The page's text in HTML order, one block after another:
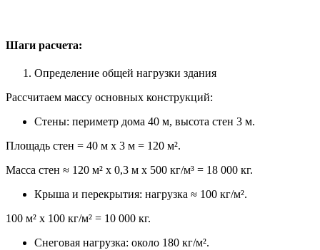
Шаги расчета:
Определение общей нагрузки здания
Рассчитаем массу основных конструкций:
Стены: периметр дома 40 м, высота стен 3 м.
Площадь стен = 40 м x 3 м = 120 м².
Масса стен ≈ 120 м² x 0,3 м x 500 кг/м³ = 18 000 кг.
Крыша и перекрытия: нагрузка ≈ 100 кг/м².
100 м² x 100 кг/м² = 10 000 кг.
Снеговая нагрузка: около 180 кг/м².